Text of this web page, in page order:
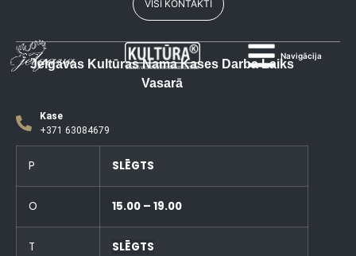
Navigācija
VISI KONTAKTI
Jelgavas Kultūras Nama Kases Darba Laiks
Vasarā
Kase
+371 63084679
P SLĒGTS
O 15.00 – 19.00
T SLĒGTS